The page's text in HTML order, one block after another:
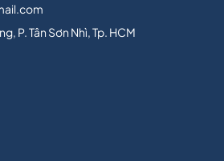
P. Tân Sơn Nhì, Tp. HCM